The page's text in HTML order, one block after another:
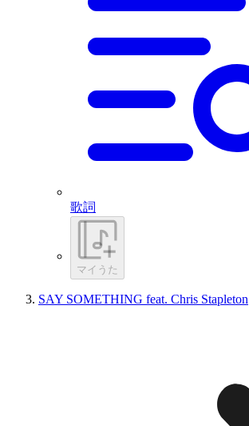
歌詞
マイうた
SAY SOMETHING feat. Chris Stapleton